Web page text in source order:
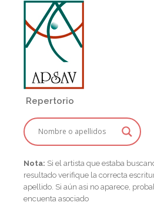
Repertorio
Nota: Si el artista que estaba
resultado verifique la correcta
apellido. Si aún asi no aparece,
encuenta asociado